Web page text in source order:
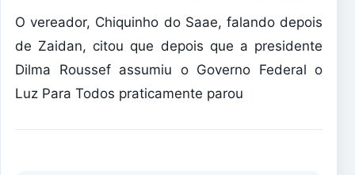
O vereador, Chiquinho do Saae, falando depois
de Zaidan, citou que depois que a presidente
Dilma Roussef assumiu o Governo Federal o
Luz Para Todos praticamente parou